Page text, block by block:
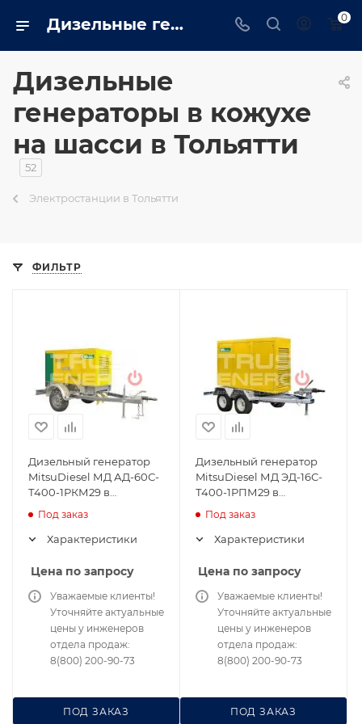
Дизельные генераторы в кожухе на шасси: Более 100 брендов в Тольятти - tolyatti.trustenergo.ru 0
Дизельные
генераторы в кожухе
на шасси в Тольятти
52
Электростанции в Тольятти
ФИЛЬТР
Дизельный генератор
MitsuDiesel МД АД-60С-
Т400-1РКМ29 в
на шасси
Под заказ
Характеристики
Цена по запросу
ПОД ЗАКАЗ
Уважаемые клиенты!
Уточняйте актуальные
цены у инженеров
отдела продаж:
8(800) 200-90-73
Дизельный генератор
MitsuDiesel МД ЭД-16С-
Т400-1РПМ29 в
на шасси
Под заказ
Характеристики
Цена по запросу
ПОД ЗАКАЗ
Уважаемые клиенты!
Уточняйте актуальные
цены у инженеров
отдела продаж:
8(800) 200-90-73